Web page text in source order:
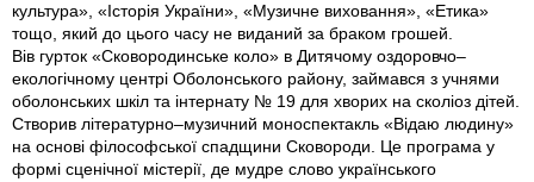
культура», «Історія України», «Музичне виховання», «Етика»
тощо, який до цього часу не виданий за браком грошей.
Вів гурток «Сковородинське коло» в Дитячому оздоровчо–
екологічному центрі Оболонського району, займався з учнями
оболонських шкіл та інтернату № 19 для хворих на сколіоз дітей.
Створив літературно–музичний моноспектакль «Відаю людину»
на основі філософської спадщини Сковороди. Це програма у
формі сценічної містерії, де мудре слово українського